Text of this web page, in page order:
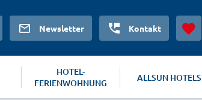
Newsletter Kontakt
HOTEL-
FERIENWOHNUNG
ALLSUN HOTELS